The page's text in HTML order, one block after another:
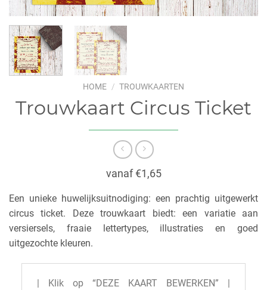
HOME / TROUWKAARTEN
Trouwkaart Circus Ticket
vanaf €1,65
Een unieke huwelijksuitnodiging: een prachtig uitgewerkt
circus ticket. Deze trouwkaart biedt: een variatie aan
versiersels, fraaie lettertypes, illustraties en goed
uitgezochte kleuren.
| Klik op “DEZE KAART BEWERKEN” |